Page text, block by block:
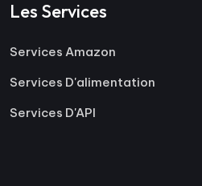
Les Services
Services Amazon
Services D'alimentation
Services D'API